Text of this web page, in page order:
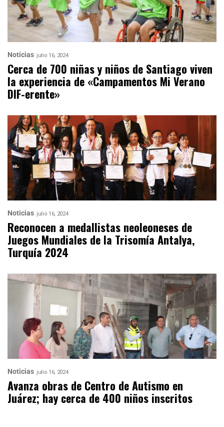
Noticias julio 16, 2024
Cerca de 700 niñas y niños de Santiago viven
la experiencia de «Campamentos Mi Verano
DIF-erente»
Noticias julio 16, 2024
Reconocen a medallistas neoleoneses de
Juegos Mundiales de la Trisomía Antalya,
Turquía 2024
Noticias julio 16, 2024
Avanza obras de Centro de Autismo en
Juárez; hay cerca de 400 niños inscritos